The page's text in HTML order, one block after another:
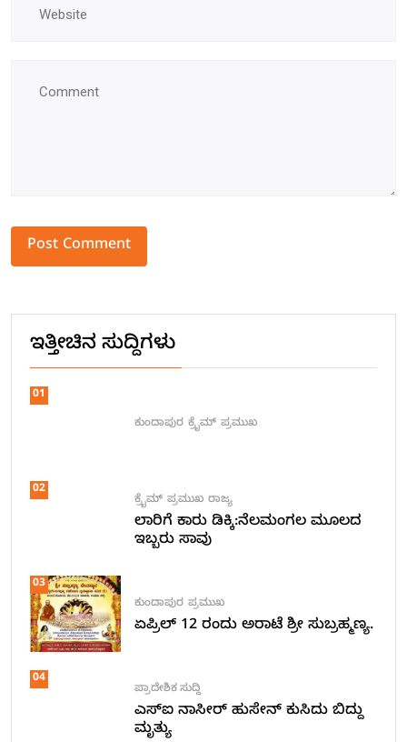
ಇತ್ತೀಚಿನ ಸುದ್ದಿಗಳು
01
ಕುಂದಾಪುರ ಕ್ರೈಮ್ ಪ್ರಮುಖ
02
ಕ್ರೈಮ್ ಪ್ರಮುಖ ರಾಜ್ಯ
ಲಾರಿಗೆ ಕಾರು ಡಿಕ್ಕಿ:ನೆಲಮಂಗಲ ಮೂಲದ
ಇಬ್ಬರು ಸಾವು
03
ಕುಂದಾಪುರ ಪ್ರಮುಖ
ಏಪ್ರಿಲ್ 12 ರಂದು ಅರಾಟೆ ಶ್ರೀ ಸುಬ್ರಹ್ಮಣ್ಯ.
04
ಪ್ರಾದೇಶಿಕ ಸುದ್ದಿ
ಎಸ್ಐ ನಾಸೀರ್ ಹುಸೇನ್ ಕುಸಿದು ಬಿದ್ದು
ಮೃತ್ಯು